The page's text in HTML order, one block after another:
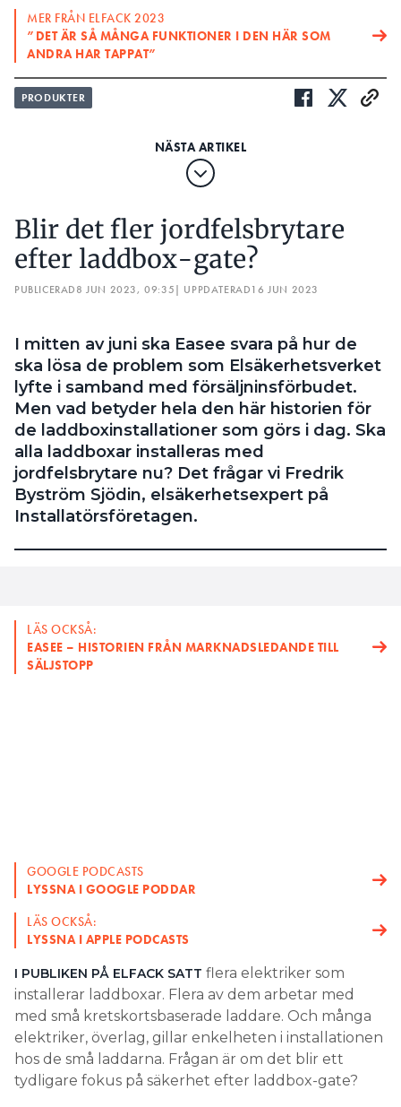
• 50 kvadrat för stål.
Det finns en övre gräns också: 25 kvadrat för koppar
eller motsvarande ledningsförmåga för andra
metaller.
huvudjordningsskenan ska dimensioneras med
hänsyn till skyddsjordsledararean från byggnadens
huvudcentral. Man behöver inte ta hänsyn till
VANLIGA MISSUPPFATTNINGAR:
SLÖSAR DU OCKSÅ TID PÅ ONÖDIG
resistansmätta
Ledande delar som har en högre resistans än 4 kΩ
till utsatta delar kan betraktas som ”isolerade” från
huvudjordningsskenan. De kan inte driva någon
farlig ström genom människokroppen om ett elfel
uppstår. Mät!
Om resistansen är mindre än 4 kΩ kan det bero på
Exempel på sådana här ledande delar är vatten-
och avloppsrör i metall.
MER FRÅN ELFACK 2023
”DET ÄR SÅ MÅNGA FUNKTIONER I DEN HÄR SOM
ANDRA HAR TAPPAT”
PRODUKTER
Blir det fler jordfelsbrytare
efter laddbox-gate?
PUBLICERAD8 JUN 2023, 09:35| UPPDATERAD16 JUN 2023
I mitten av juni ska Easee svara på hur de
ska lösa de problem som Elsäkerhetsverket
lyfte i samband med försäljninsförbudet.
Men vad betyder hela den här historien för
de laddboxinstallationer som görs i dag. Ska
alla laddboxar installeras med
jordfelsbrytare nu? Det frågar vi Fredrik
Byström Sjödin, elsäkerhetsexpert på
Installatörsföretagen.
LÄS OCKSÅ:
EASEE – HISTORIEN FRÅN MARKNADSLEDANDE TILL
SÄLJSTOPP
GOOGLE PODCASTS
LYSSNA I GOOGLE PODDAR
LÄS OCKSÅ:
LYSSNA I APPLE PODCASTS
I PUBLIKEN PÅ ELFACK SATT flera elektriker som
installerar laddboxar. Flera av dem arbetar med
med små kretskortsbaserade laddare. Och många
elektriker, överlag, gillar enkelheten i installationen
hos de små laddarna. Frågan är om det blir ett
tydligare fokus på säkerhet efter laddbox-gate?